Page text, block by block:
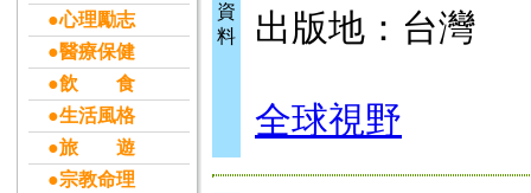
●心理勵志
●醫療保健
●飲 食
●生活風格
●旅 遊
●宗教命理
資
料
出版地：台灣
全球視野